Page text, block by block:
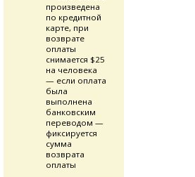
произведена
по кредитной
карте, при
возврате
оплаты
снимается $25
на человека
— если оплата
была
выполнена
банковским
переводом —
фиксируется
сумма
возврата
оплаты